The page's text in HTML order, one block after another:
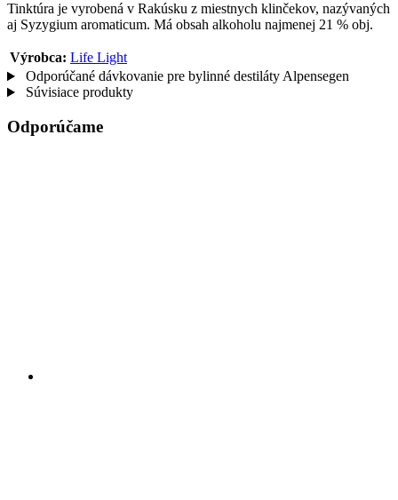
Tinktúra je vyrobená v Rakúsku z miestnych klinčekov, nazývaných
aj Syzygium aromaticum. Má obsah alkoholu najmenej 21 % obj.
Výrobca: Life Light
Odporúčané dávkovanie pre bylinné destiláty Alpensegen
Súvisiace produkty
Odporúčame